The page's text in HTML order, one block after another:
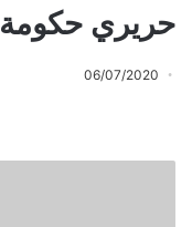
حريري حكومة
06/07/2020